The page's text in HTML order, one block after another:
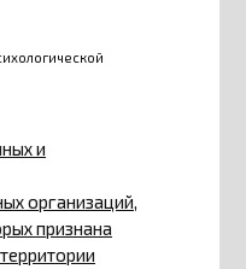
и
организаций,
признана